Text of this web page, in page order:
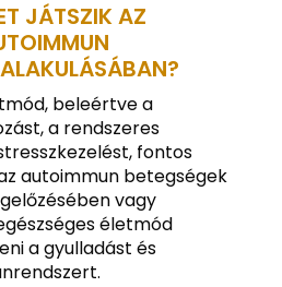
JÁTSZIK AZ
beleértve a
a rendszeres
fontos
autoimmun betegségek
vagy
életmód
a gyulladást és